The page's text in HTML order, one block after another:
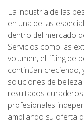
La industria de las
en una de las
dentro del mercado
Servicios como las
volumen, el lifting de
continúan creciendo,
soluciones de
resultados
profesionales
ampliando su oferta